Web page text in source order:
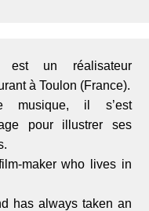
est un réalisateur
à Toulon (France).
musique, il s’est
pour illustrer ses
maker who lives in
has always taken an